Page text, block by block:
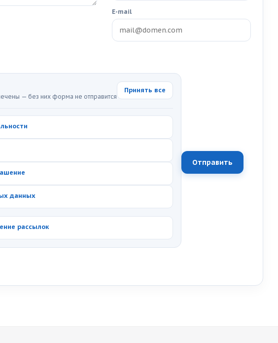
E-mail
— без них форма не отправится
Принять все
данных
рассылок